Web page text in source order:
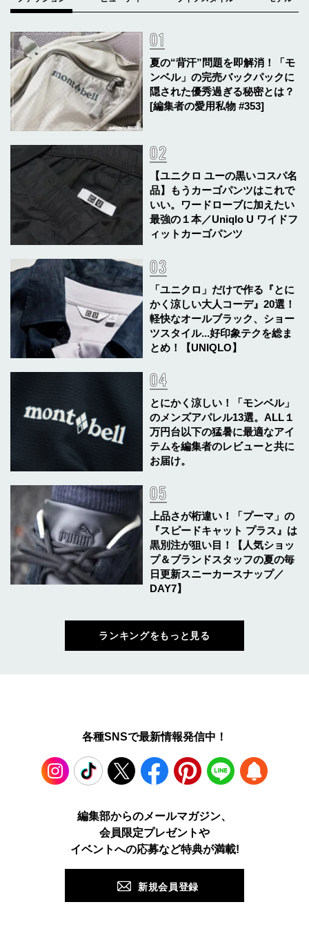
夏の“背汗”問題を即解消！「モ
ンベル」の完売バックパックに
隠された優秀過ぎる秘密とは？
[編集者の愛用私物 #353]
【ユニクロ ユーの黒いコスパ名
品】もうカーゴパンツはこれで
いい。ワードローブに加えたい
最強の１本／Uniqlo U ワイドフ
ィットカーゴパンツ
「ユニクロ」だけで作る『とに
かく涼しい大人コーデ』20選！
軽快なオールブラック、ショー
ツスタイル...好印象テクを総ま
とめ！【UNIQLO】
とにかく涼しい！「モンベル」
のメンズアパレル13選。ALL１
万円台以下の猛暑に最適なアイ
テムを編集者のレビューと共に
お届け。
上品さが桁違い！「プーマ」の
『スピードキャット プラス』は
黒別注が狙い目！【人気ショッ
プ＆ブランドスタッフの夏の毎
日更新スニーカースナップ／
DAY7】
ランキングをもっと見る
各種SNSで最新情報発信中！
TikTok Facebook Pinterest LINE
編集部からのメールマガジン、
会員限定プレゼントや
イベントへの応募など特典が満載!
新規会員登録